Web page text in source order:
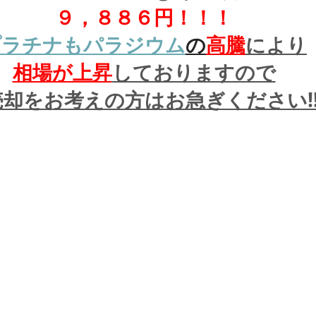
９，８８６円！！！
チナもパラジウムの高騰により
相場が上昇しておりますので
をお考えの方はお急ぎください